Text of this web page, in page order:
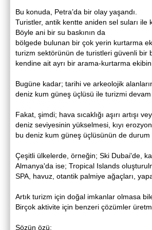
Bu konuda, Petra’da bir olay yaşandı.
Turistler, antik kentte aniden sel suları ile
Böyle ani bir su baskının da
bölgede bulunan bir çok yerin kurtarma
turizm sektörünün de turistleri güvenli bir
kendine ait ayrı bir arama-kurtarma
Bugüne kadar; tarihi ve arkeolojik
deniz kum güneş üçlüsü ile turizmi
Fakat, şimdi; hava sıcaklığı aşırı artışı
deniz seviyesinin yükselmesi, kıyı
bu deniz kum güneş üçlüsünün de
Çeşitli ülkelerde, örneğin; Ski Dubai'de,
Almanya'da ise; Tropical Islands
SPA, havuz, otantik palmiye ağaçları,
Artık turizm için doğal imkanlar olmasa
Birçok aktivite için benzeri çözümler
Sözün özü;